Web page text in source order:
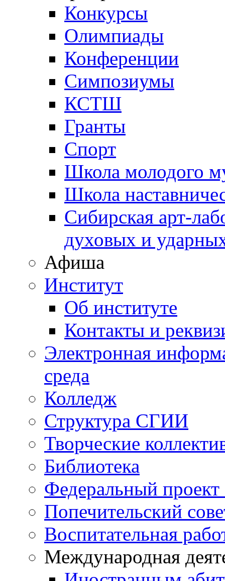
Конкурсы
Олимпиады
Конференции
Симпозиумы
КСТШ
Гранты
Спорт
Школа молодого
Школа
Сибирская арт-
духовых и
Афиша
Институт
Об институте
Контакты и
Электронная
среда
Колледж
Структура СГИИ
Творческие
Библиотека
Федеральный
Попечительский
Воспитательная
Международная